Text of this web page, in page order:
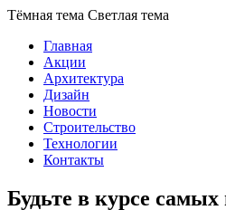
Тёмная тема Светлая тема
Главная
Акции
Архитектура
Дизайн
Новости
Строительство
Технологии
Контакты
Будьте в курсе